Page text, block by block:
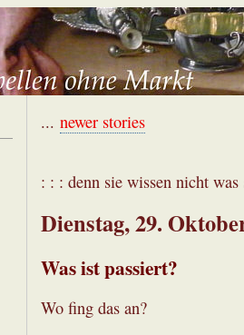
... newer stories
: : : denn sie wissen nicht
Dienstag, 29.
Was ist passiert?
Wo fing das an?